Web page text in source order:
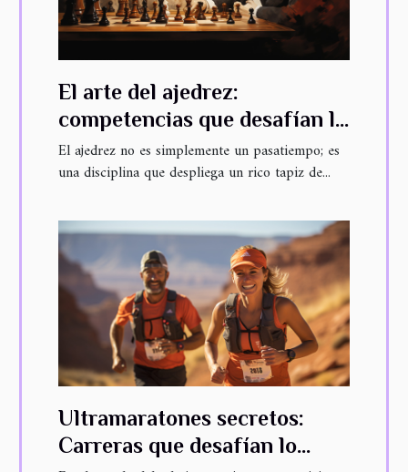
El arte del ajedrez:
competencias que desafían la
mente
El ajedrez no es simplemente un pasatiempo; es
una disciplina que despliega un rico tapiz de...
Ultramaratones secretos:
Carreras que desafían lo